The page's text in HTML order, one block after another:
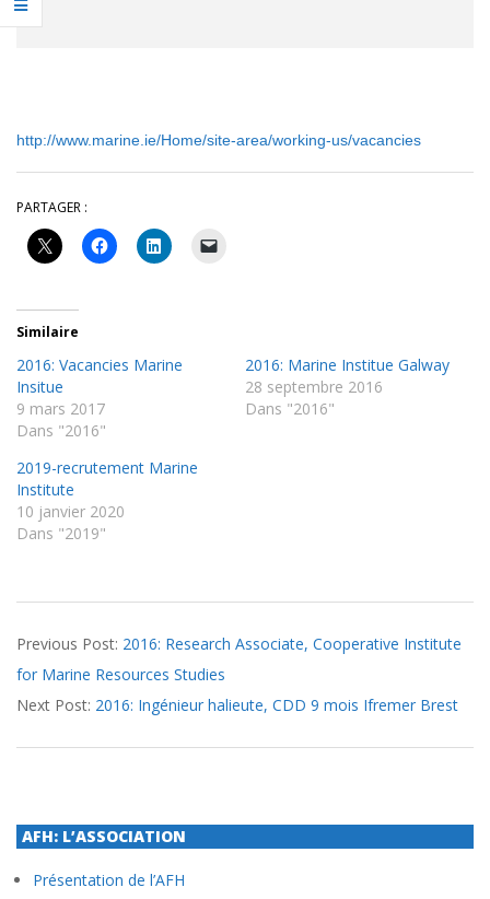
http://www.marine.ie/Home/site-area/working-us/vacancies
PARTAGER :
Similaire
2016: Vacancies Marine
Insitue
9 mars 2017
Dans "2016"
2016: Marine Institue Galway
28 septembre 2016
Dans "2016"
2019-recrutement Marine
Institute
10 janvier 2020
Dans "2019"
09-
28
Previous Post: 2016: Research Associate, Cooperative Institute
for Marine Resources Studies
Next Post: 2016: Ingénieur halieute, CDD 9 mois Ifremer Brest
AFH: L’ASSOCIATION
Présentation de l’AFH